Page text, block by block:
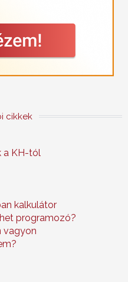
cikkek
a KH-tól
kalkulátor
programozó?
vagyon